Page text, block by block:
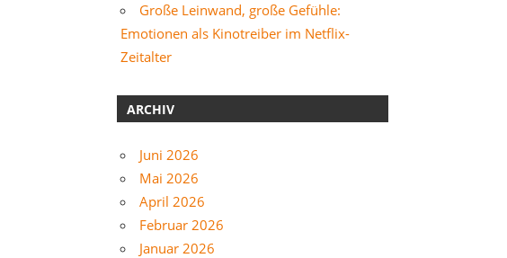
Große Leinwand, große Gefühle:
Emotionen als Kinotreiber im Netflix-
Zeitalter
ARCHIV
Juni 2026
Mai 2026
April 2026
Februar 2026
Januar 2026